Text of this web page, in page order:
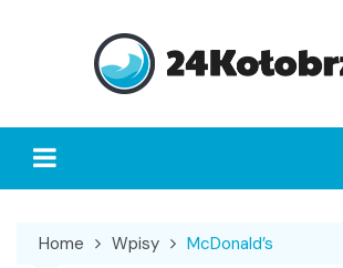
Home Wpisy McDonald’s